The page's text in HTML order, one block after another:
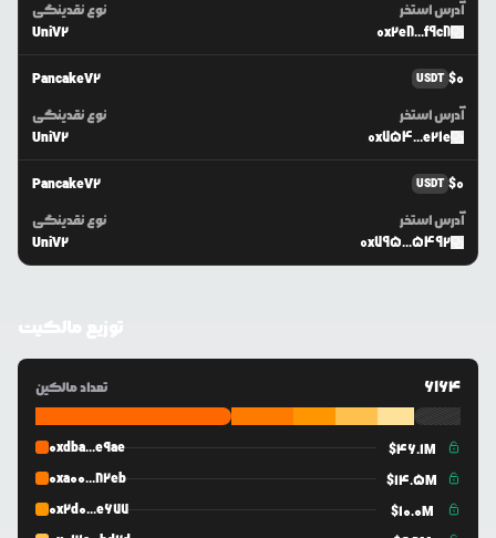
نوع نقدینگی
UniV2
آدرس استخر
0x2e8...f9c8
PancakeV2 USDT $0
نوع نقدینگی
UniV2
آدرس استخر
0x754...e21e
PancakeV2 USDT $0
نوع نقدینگی
UniV2
آدرس استخر
0x795...5492
توزیع مالکیت
تعداد مالکین 6164
0xdba...e9ae $46.1M
0xa00...82eb
$14.5M
0x2d0...e677
$10.0M